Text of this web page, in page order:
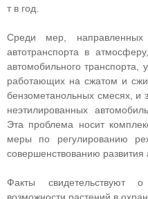
т в год.
Среди мер,
автотранспорта в
автомобильного транспорта,
работающих на сжатом и
бензометанольных смесях, и
неэтилированных
Эта проблема носит
меры по регулированию
совершенствованию развития
Факты